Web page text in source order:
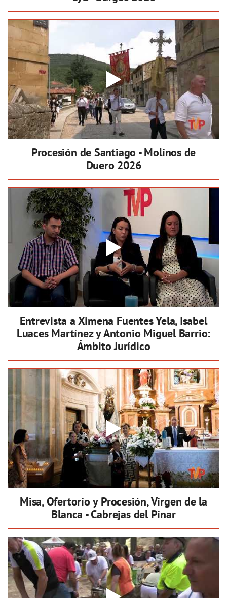
Procesión de Santiago - Molinos de
Duero 2026
Entrevista a Ximena Fuentes Yela, Isabel
Luaces Martínez y Antonio Miguel Barrio:
Ámbito Jurídico
Misa, Ofertorio y Procesión, Virgen de la
Blanca - Cabrejas del Pinar